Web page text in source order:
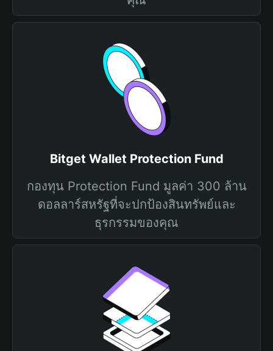
Bitget Wallet Protection Fund
กองทุน Protection Fund มูลค่า 300 ล้าน
ดอลลาร์สหรัฐที่จะปกป้องสินทรัพย์และ
ธุรกรรมของคุณ